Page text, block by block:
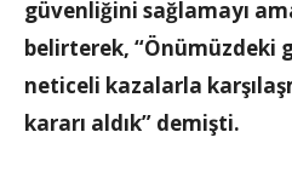
güvenliğini sağlamayı
belirterek, “Önümüzdeki
neticeli kazalarla
kararı aldık” demişti.